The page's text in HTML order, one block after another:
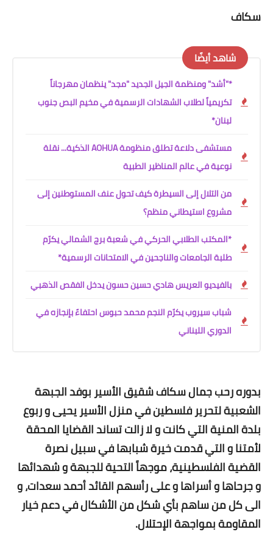
سكاف
شاهد أيضًا
*"أشد" ومنظمة الجيل الجديد "مجد" ينظمان مهرجاناً
تكريمياً لطلاب الشهادات الرسمية في مخيم البص جنوب
لبنان*
مستشفى دلاعة تطلق منظومة AOHUA الذكية... نقلة
نوعية في عالم المناظير الطبية
من التلال إلى السيطرة كيف تحول عنف المستوطنين إلى
مشروع استيطاني منظم؟
*المكتب الطلابي الحركي في شعبة برج الشمالي يكرّم
طلبة الجامعات والناجحين في الامتحانات الرسمية*
بالفيديو العريس هادي حسين حسون يدخل الفقص الذهبي
شباب سيروب يكرّم النجم محمد حبوس احتفاءً بإنجازه في
الدوري اللبناني
بدوره رحب جمال سكاف شقيق الأسير بوفد الجبهة
الشعبية لتحرير فلسطين في منزل الأسير يحيى و ربوع
بلدة المنية التي كانت و لا زالت تساند القضايا المحقة
لأمتنا و التي قدمت خيرة شبابها في سبيل نصرة
القضية الفلسطينية، موجهاً التحية للجبهة و شهدائها
و جرحاها و أسراها و على رأسهم القائد أحمد سعدات، و
الى كل من ساهم بأي شكل من الأشكال في دعم خيار
المقاومة بمواجهة الإحتلال.